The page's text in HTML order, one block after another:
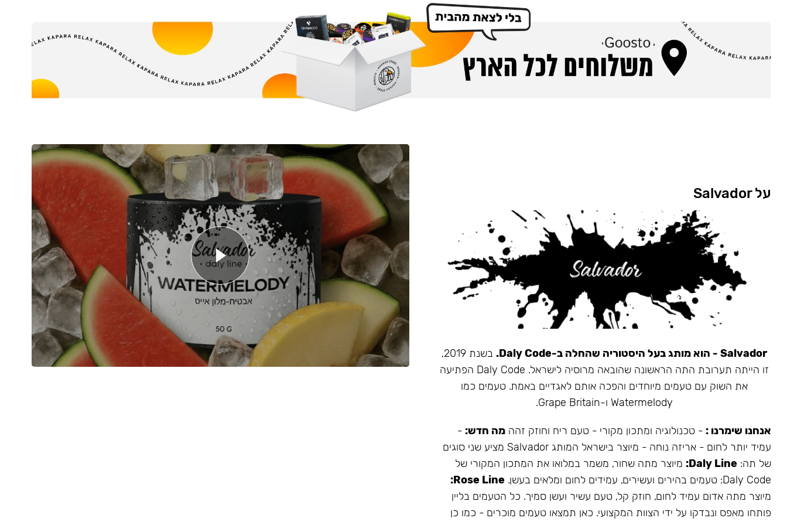
על Salvador
Salvador - הוא מותג בעל היסטוריה שהחלה ב-Daly Code.
בשנת 2019,
זו הייתה תערובת התה הראשונה שהובאה מרוסיה לישראל. Daly Code הפתיעה
את השוק עם טעמים מיוחדים והפכה אותם לאגדיים באמת. טעמים כמו
Watermelody ו-Grape Britain.
אנחנו שימרנו : - טכנולוגיה ומתכון מקורי - טעם ריח וחוזק זהה מה חדש: -
עמיד יותר לחום - אריזה נוחה - מיוצר בישראל המותג Salvador מציע שני סוגים
של תה: Daly Line: מיוצר מתה שחור, משמר במלואו את המתכון המקורי של
Daly Code: טעמים בהירים ועשירים, עמידים לחום ומלאים בעשן.
Rose Line:
מיוצר מתה אדום עמיד לחום, חוזק קל, טעם עשיר ועשן סמיך. כל הטעמים בליין
פותחו מאפס ונבדקו על ידי הצוות המקצועי. כאן תמצאו טעמים מוכרים - כמו כן